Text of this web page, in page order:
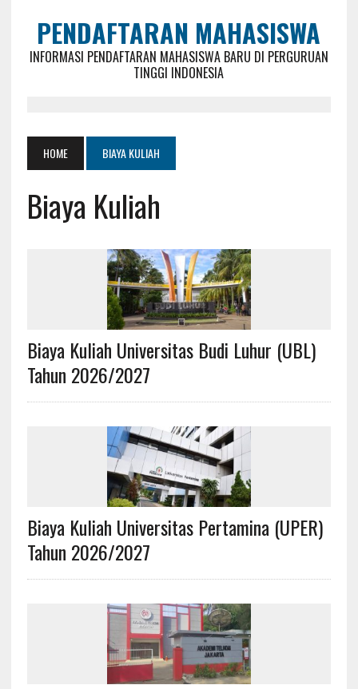
PENDAFTARAN MAHASISWA
INFORMASI PENDAFTARAN MAHASISWA BARU DI PERGURUAN
TINGGI INDONESIA
HOME BIAYA KULIAH
Biaya Kuliah
Biaya Kuliah Universitas Budi Luhur (UBL)
Tahun 2026/2027
Biaya Kuliah Universitas Pertamina (UPER)
Tahun 2026/2027